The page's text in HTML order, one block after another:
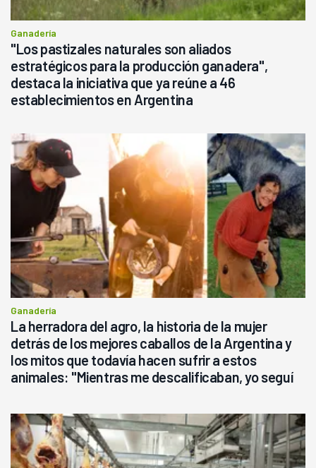
Ganadería
"Los pastizales naturales son aliados
estratégicos para la producción ganadera",
destaca la iniciativa que ya reúne a 46
establecimientos en Argentina
Ganadería
La herradora del agro, la historia de la mujer
detrás de los mejores caballos de la Argentina y
los mitos que todavía hacen sufrir a estos
animales: "Mientras me descalificaban, yo seguí